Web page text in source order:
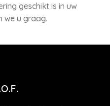
geschikt is in uw
we u graag.